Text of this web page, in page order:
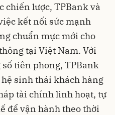
chiến lược, TPBank và
kết nối sức mạnh
chuẩn mực mới cho
tại Việt Nam. Với
tiên phong, TPBank
sinh thái khách hàng
tài chính linh hoạt, tự
để vận hành theo thời